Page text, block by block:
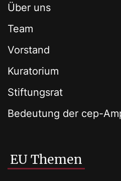
Über uns
Team
Vorstand
Kuratorium
Stiftungsrat
Bedeutung der cep-
EU Themen